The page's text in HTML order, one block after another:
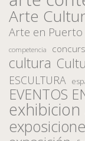
Arte
Arte en Puerto
competencia
cultura
ESCULTURA
EVENTOS
exhibicion